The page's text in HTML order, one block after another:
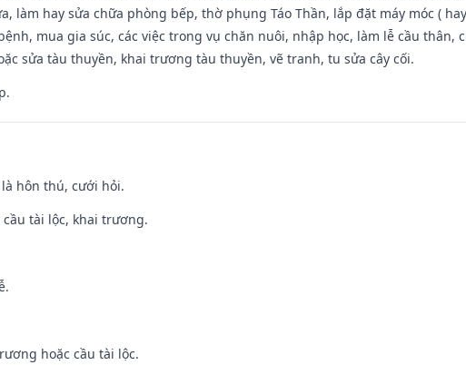
làm hay sửa chữa phòng bếp, thờ phụng Táo Thần, lắp đặt máy móc (
mua gia súc, các việc trong vụ chăn nuôi, nhập học, làm lễ cầu thân,
sửa tàu thuyền, khai trương tàu thuyền, vẽ tranh, tu sửa cây cối.
hôn thú, cưới hỏi.
cầu tài lộc, khai trương.
hoặc cầu tài lộc.